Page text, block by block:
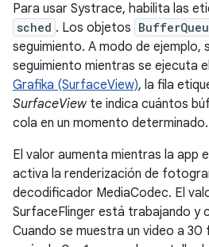
Para usar Systrace, habilita las
sched . Los objetos
seguimiento. A modo de ejemplo,
seguimiento mientras se ejecuta el
Grafika (SurfaceView), la fila
SurfaceViewte indica cuántos
cola en un momento determinado.
El valor aumenta mientras la app
activa la renderización de
decodificador MediaCodec. El
SurfaceFlinger está trabajando y
Cuando se muestra un video a 30